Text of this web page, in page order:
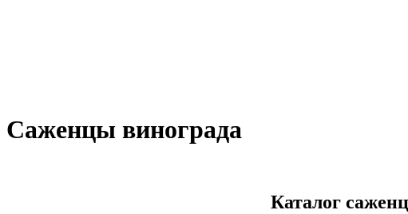
Саженцы винограда
Каталог